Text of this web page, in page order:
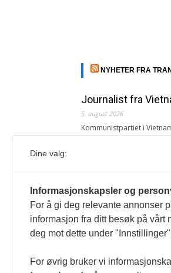
NYHETER FRA
Journalist fra
5. august 2026
Kommunistpartiet i
Årsabonnement,
4. august 2026
« Etter at Maduro ble tatt
Sonia Zapata, jurist
117,8 millioner er
1. august 2026
Dine valg:
Informasjonskapsler og
For å gi deg relevante annonser
informasjon fra ditt besøk på vårt
deg mot dette under
For øvrig bruker vi